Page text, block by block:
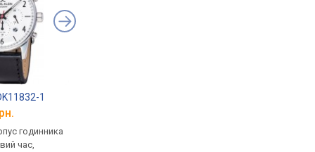
1
годинника
час,